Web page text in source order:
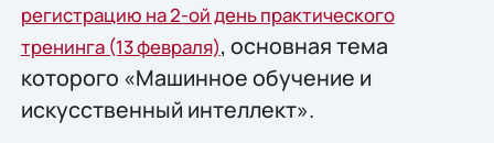
регистрацию на 2-ой день практического
тренинга (13 февраля), основная тема
которого «Машинное обучение и
искусственный интеллект».